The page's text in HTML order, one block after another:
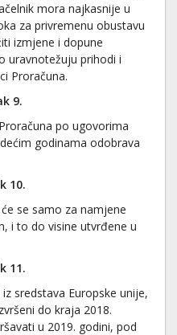
mora najkasnije u
za privremenu obustavu
izmjene i dopune
uravnotežuju prihodi i
Proračuna.
9.
po ugovorima
godinama odobrava
10.
se samo za namjene
i to do visine utvrđene u
11.
sredstava Europske unije,
do kraja 2018.
u 2019. godini, pod